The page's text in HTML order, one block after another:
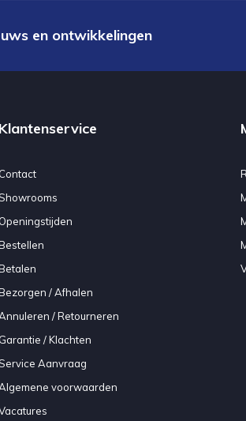
en ontwikkelingen
Klantenservice
Contact
Openingstijden
/ Afhalen
/ Retourneren
Garantie / Klachten
Aanvraag
voorwaarden